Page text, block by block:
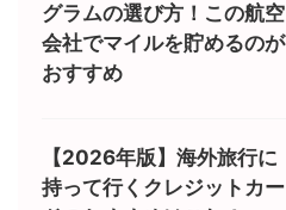
グラムの選び方！この航空
会社でマイルを貯めるのが
おすすめ
【2026年版】海外旅行に
持って行くクレジットカー